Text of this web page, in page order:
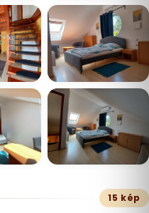
15 kép